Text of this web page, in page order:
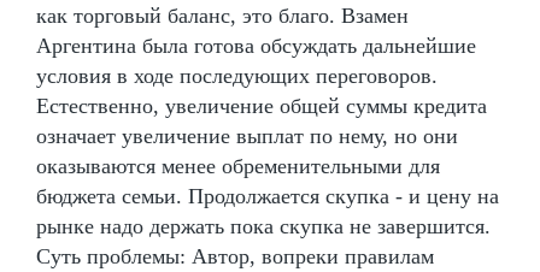
как торговый баланс, это благо. Взамен
Аргентина была готова обсуждать дальнейшие
условия в ходе последующих переговоров.
Естественно, увеличение общей суммы кредита
означает увеличение выплат по нему, но они
оказываются менее обременительными для
бюджета семьи. Продолжается скупка - и цену на
рынке надо держать пока скупка не завершится.
Суть проблемы: Автор, вопреки правилам